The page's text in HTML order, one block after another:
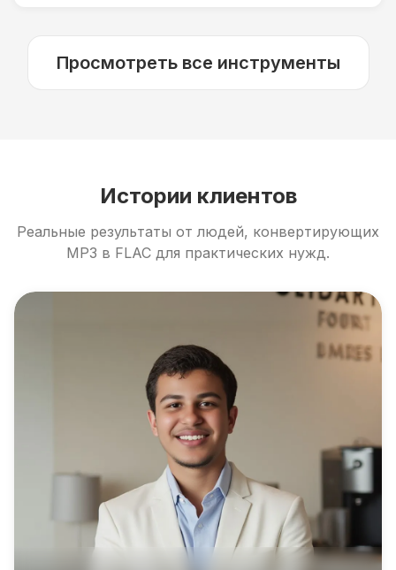
Просмотреть все инструменты
Истории клиентов
Реальные результаты от людей, конвертирующих
MP3 в FLAC для практических нужд.